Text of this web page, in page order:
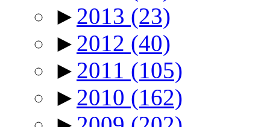
► 2013 (23)
► 2012 (40)
► 2011 (105)
► 2010 (162)